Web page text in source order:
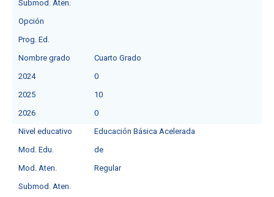
Submod. Aten.
Opción
Prog. Ed.
Nombre grado
Cuarto Grado
2024
0
2025
10
2026
0
Nivel educativo
Educación Básica Acelerada
Mod. Edu.
de
Mod. Aten.
Regular
Submod. Aten.